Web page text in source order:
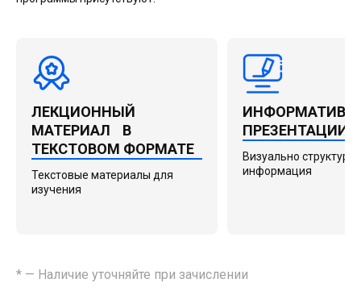
ЛЕКЦИОННЫЙ
МАТЕРИАЛ В
ТЕКСТОВОМ ФОРМАТЕ
Текстовые материалы для
изучения
ПРЕЗЕНТАЦИИ
Визуально
информация
* — Наличие уточняйте при зачислении